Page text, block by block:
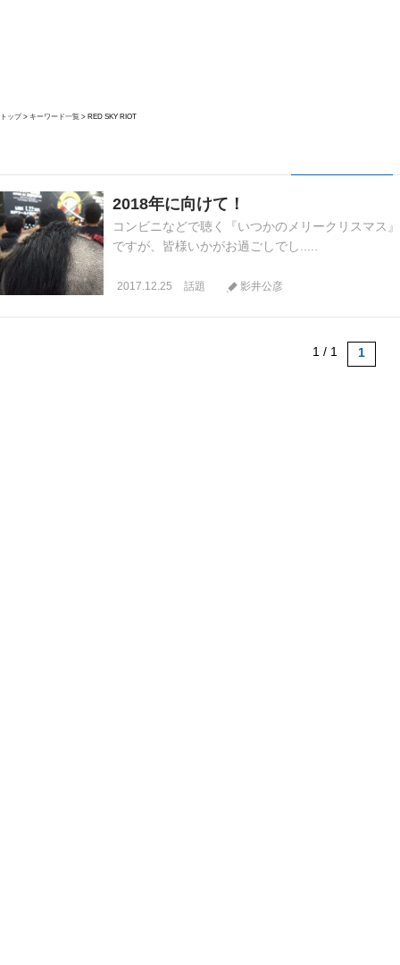
トップ キーワード一覧 RED SKY RIOT
2018年に向けて！
コンビニなどで聴く『いつかのメリークリスマス
ですが、皆様いかがお過ごしでし.....
2017.12.25 話題 影井公彦
1 / 1 1